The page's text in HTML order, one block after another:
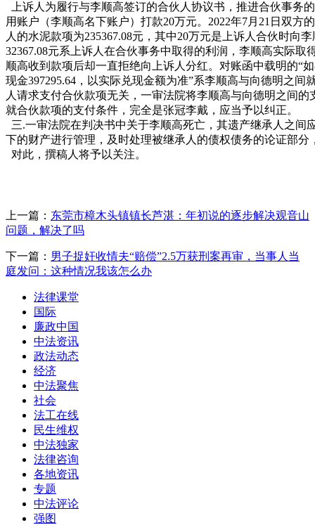
上诉人为履行与李顺高签订的合伙人协议书，推进合伙事务
用账户（李顺高名下账户）打款20万元。2022年7月21日双方
人的水泥款项为235367.08元，其中20万元是上诉人合伙时向
32367.08元系上诉人在合伙事务中取得的利润，李顺高实际取
顺高收到款项后却一直拒绝向上诉人分红。对账函中载明的“
现金397295.64，以实际兑现金额为准”系李顺高与向德明之间
人请求支付合伙款项无关，一审法院将李顺高与向德明之间
就合伙款项的支付条件，完全是张冠李戴，应当予以纠正。
三.一审法院在判决书中关于李顺高死亡，其遗产继承人之间
下的财产进行管理，及时处理被继承人的债权债务的论证部分
对此，撰稿人将予以关注。
上一篇： 东莞市樟木头镇镇长芦湛：年初说的逐步解决观音山
问题，解决了吗
下一篇： 男子捉奸收情夫“赔偿”2.5万获刑案再审，当事人当
庭发问：这种情况我该怎么办
法律课堂
国际
廉政中国
中法资讯
政法动态
经济
中法聚焦
社会
法工在线
民生维权
中法独家
法律咨询
各地资讯
专题
中法评论
强图